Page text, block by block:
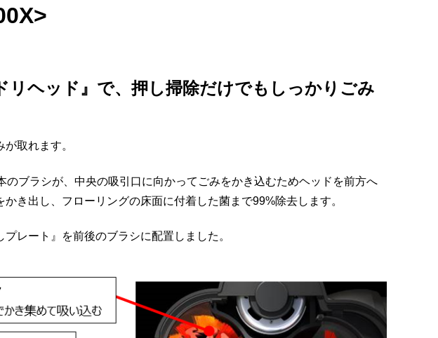
リヘッド』で、押し掃除だけでもしっかりごみ
取れます。
ブラシが、中央の吸引口に向かってごみをかき込むためヘッドを前方へ
き出し、フローリングの床面に付着した菌まで99%除去します。
レート』を前後のブラシに配置しました。